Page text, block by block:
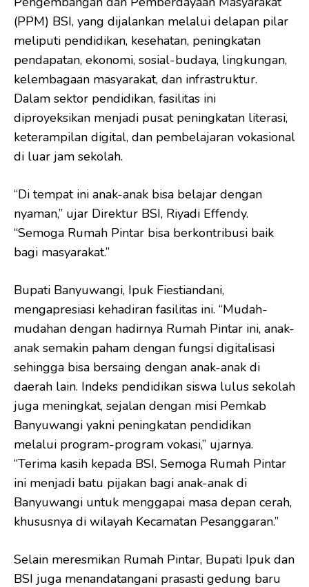
(PPM) BSI, yang dijalankan melalui delapan pilar
meliputi pendidikan, kesehatan, peningkatan
pendapatan, ekonomi, sosial-budaya, lingkungan,
kelembagaan masyarakat, dan infrastruktur.
Dalam sektor pendidikan, fasilitas ini
diproyeksikan menjadi pusat peningkatan literasi,
keterampilan digital, dan pembelajaran vokasional
di luar jam sekolah.
“Di tempat ini anak-anak bisa belajar dengan
nyaman,” ujar Direktur BSI, Riyadi Effendy.
“Semoga Rumah Pintar bisa berkontribusi baik
bagi masyarakat.”
Bupati Banyuwangi, Ipuk Fiestiandani,
mengapresiasi kehadiran fasilitas ini. “Mudah-
mudahan dengan hadirnya Rumah Pintar ini, anak-
anak semakin paham dengan fungsi digitalisasi
sehingga bisa bersaing dengan anak-anak di
daerah lain. Indeks pendidikan siswa lulus sekolah
juga meningkat, sejalan dengan misi Pemkab
Banyuwangi yakni peningkatan pendidikan
melalui program-program vokasi,” ujarnya.
“Terima kasih kepada BSI. Semoga Rumah Pintar
ini menjadi batu pijakan bagi anak-anak di
Banyuwangi untuk menggapai masa depan cerah,
khususnya di wilayah Kecamatan Pesanggaran.”
Selain meresmikan Rumah Pintar, Bupati Ipuk dan
BSI juga menandatangani prasasti gedung baru